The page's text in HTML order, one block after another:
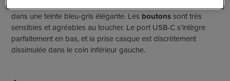
dans une teinte bleu-gris élégante. Les boutonssont très
sensibles et agréables au toucher. Le port USB-C s’intègre
parfaitement en bas, et la prise casque est discrètement
dissimulée dans le coin inférieur gauche.